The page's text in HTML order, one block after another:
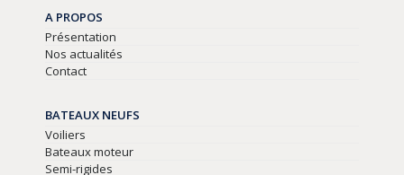
A PROPOS
Présentation
Nos actualités
Contact
BATEAUX NEUFS
Voiliers
Bateaux moteur
Semi-rigides